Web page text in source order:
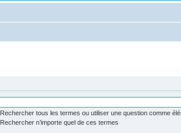
Rechercher tous les termes ou utiliser une question comme
Rechercher n’importe quel de ces termes